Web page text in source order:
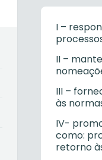
I –
II –
III –
às
IV-
como:
retorno